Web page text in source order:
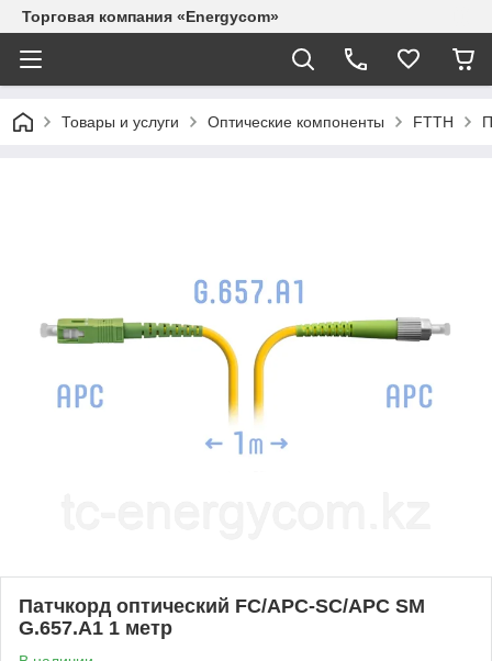
Торговая компания «Energycom»
Товары и услуги Оптические компоненты FTTH
Патчкорд оптический FC/APC-SC/APC SM
G.657.A1 1 метр